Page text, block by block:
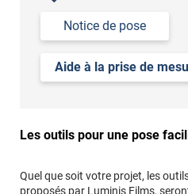
Notice de pose
Aide à la prise de
Les outils pour une pose
Quel que soit votre projet, les
proposés par Luminis Films,